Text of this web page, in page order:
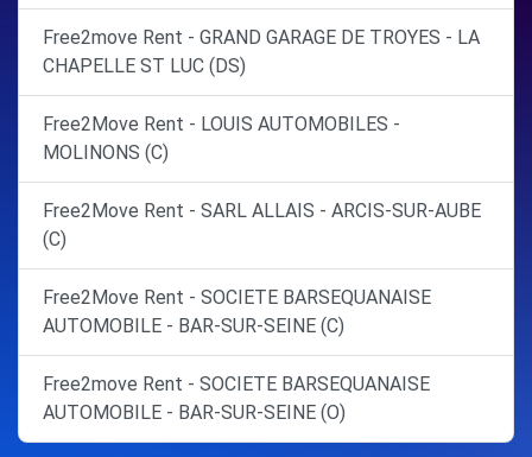
Free2move Rent - GRAND GARAGE DE TROYES - LA
CHAPELLE ST LUC (DS)
Free2Move Rent - LOUIS AUTOMOBILES -
MOLINONS (C)
Free2Move Rent - SARL ALLAIS - ARCIS-SUR-AUBE
(C)
Free2Move Rent - SOCIETE BARSEQUANAISE
AUTOMOBILE - BAR-SUR-SEINE (C)
Free2move Rent - SOCIETE BARSEQUANAISE
AUTOMOBILE - BAR-SUR-SEINE (O)